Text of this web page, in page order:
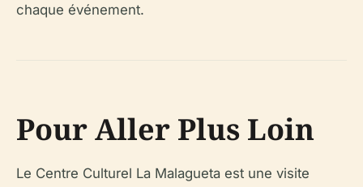
chaque événement.
Pour Aller Plus Loin
Le Centre Culturel La Malagueta est une visite